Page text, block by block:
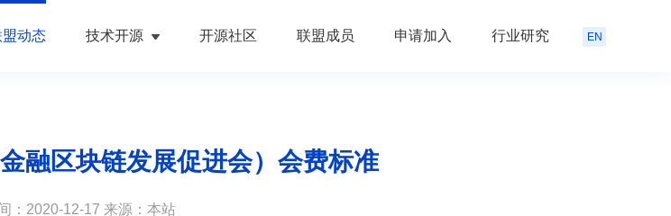
EN
盟动态 技术开源 开源社区 联盟成员 申请加入 行业研究
融区块链发展促进会）会费标准
：2020-12-17 来源：本站